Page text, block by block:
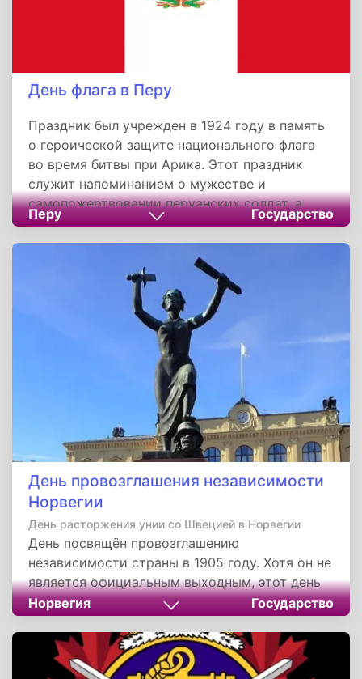
День флага в Перу
Праздник был учрежден в 1924 году в память
о героической защите национального флага
во время битвы при Арика. Этот праздник
служит напоминанием о мужестве и
самопожертвовании перуанских солдат, а
также символизирует единство и гордость
нации. Он играет важную роль в укреплении
национального самосознания и патриотизма
среди граждан страны.
Перу Государство
День провозглашения независимости
Норвегии
День расторжения унии со Швецией в Норвегии
День посвящён провозглашению
независимости страны в 1905 году. Хотя он не
является официальным выходным, этот день
отмечается как символ национального
суверенитета и единства. История
расторжения унии подчёркивает стремление
Норвегии к самостоятельности и мирному
Норвегия Государство